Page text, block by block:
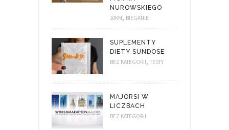
NUROWSKIEGO
10KM, BIEGANIE
SUPLEMENTY
DIETY SUNDOSE
BEZ KATEGORII, TESTY
MAJORSI W
LICZBACH
BEZ KATEGORII